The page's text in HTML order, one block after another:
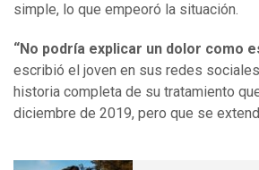
simple, lo que empeoró la situación.
“No podría explicar un dolor como
escribió el joven en sus redes
historia completa de su tratamiento
diciembre de 2019, pero que se